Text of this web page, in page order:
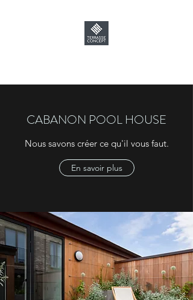
CABANON POOL HOUSE
Nous savons créer ce qu'il vous faut.
En savoir plus